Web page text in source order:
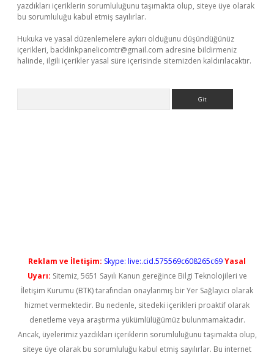
yazdıkları içeriklerin sorumluluğunu taşımakta olup, siteye üye olarak
bu sorumluluğu kabul etmiş sayılırlar.
Hukuka ve yasal düzenlemelere aykırı olduğunu düşündüğünüz
içerikleri, backlinkpanelicomtr@gmail.com adresine bildirmeniz
halinde, ilgili içerikler yasal süre içerisinde sitemizden kaldırılacaktır.
Reklam ve İletişim: Skype: live:.cid.575569c608265c69Yasal
Uyarı: Sitemiz, 5651 Sayılı Kanun gereğince Bilgi Teknolojileri ve
İletişim Kurumu (BTK) tarafından onaylanmış bir Yer Sağlayıcı olarak
hizmet vermektedir. Bu nedenle, sitedeki içerikleri proaktif olarak
denetleme veya araştırma yükümlülüğümüz bulunmamaktadır.
Ancak, üyelerimiz yazdıkları içeriklerin sorumluluğunu taşımakta olup,
siteye üye olarak bu sorumluluğu kabul etmiş sayılırlar. Bu internet